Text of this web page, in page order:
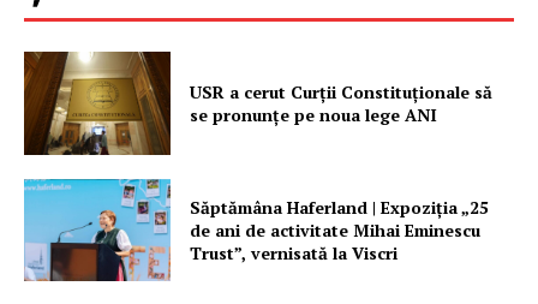
Proiecte editoriale
Rețea
Contact
USR a cerut Curții Constituționale să
se pronunțe pe noua lege ANI
Săptămâna Haferland | Expoziţia „25
de ani de activitate Mihai Eminescu
Trust”, vernisată la Viscri